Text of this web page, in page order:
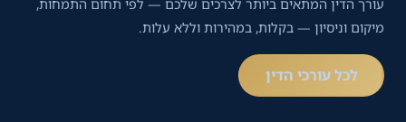
עורך הדין המתאים ביותר לצרכים שלכם — לפי תחום התמחות,
מיקום וניסיון — בקלות, במהירות וללא עלות.
לכל עורכי הדין